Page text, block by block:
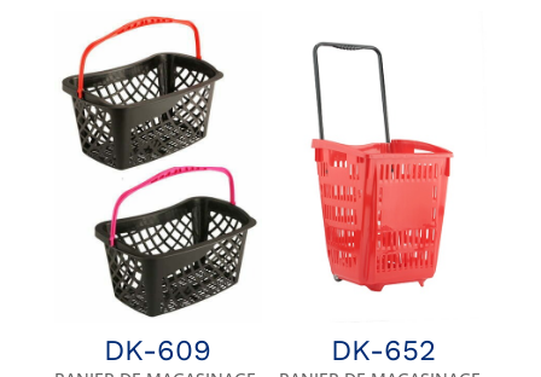
DK-609 DK-652